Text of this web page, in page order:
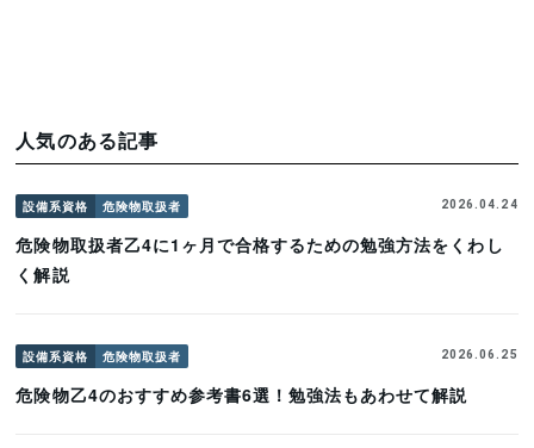
人気のある記事
設備系資格 危険物取扱者 2026.04.24
危険物取扱者乙4に1ヶ月で合格するための勉強方法をくわし
く解説
設備系資格 危険物取扱者 2026.06.25
危険物乙4のおすすめ参考書6選！勉強法もあわせて解説